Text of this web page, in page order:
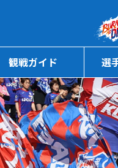
へ
観戦ガイド 選